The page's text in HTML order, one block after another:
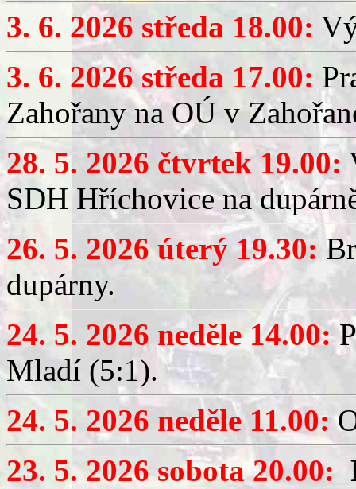
3. 6. 2026 středa 18.00:
3. 6. 2026 středa 17.00:
Zahořany na OÚ v
28. 5. 2026 čtvrtek 19.00:
SDH Hříchovice na
26. 5. 2026 úterý 19.30:
dupárny.
24. 5. 2026 neděle 14.00:
Mladí (5:1).
24. 5. 2026 neděle 11.00:
23. 5. 2026 sobota 20.00: